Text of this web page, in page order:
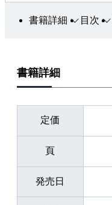
書籍詳細 目次
書籍詳細
定価
頁
発売日